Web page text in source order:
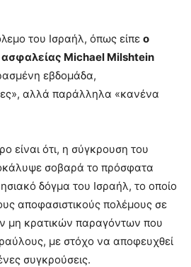
του Ισραήλ, όπως είπε ο
ασφαλείας Michael Milshtein
εβδομάδα,
αλλά παράλληλα «κανένα
είναι ότι, η σύγκρουση του
σοβαρά το πρόσφατα
δόγμα του Ισραήλ, το οποίο
αποφασιστικούς πολέμους σε
μη κρατικών παραγόντων που
με στόχο να αποφευχθεί
συγκρούσεις.